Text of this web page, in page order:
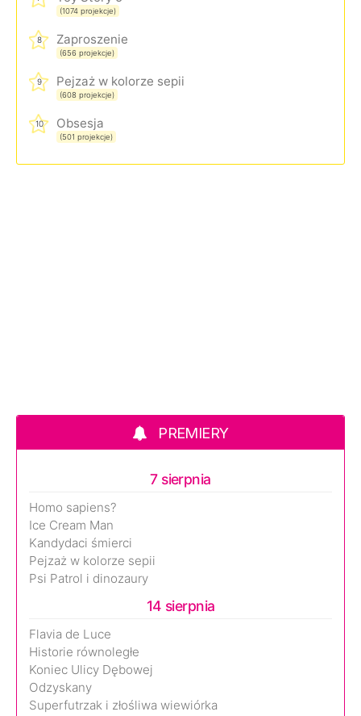
(1074 projekcje)
8 Zaproszenie
(656 projekcje)
9 Pejzaż w kolorze sepii
(608 projekcje)
10 Obsesja
(501 projekcje)
PREMIERY
7 sierpnia
Homo sapiens?
Ice Cream Man
Kandydaci śmierci
Pejzaż w kolorze sepii
Psi Patrol i dinozaury
14 sierpnia
Flavia de Luce
Historie równoległe
Koniec Ulicy Dębowej
Odzyskany
Superfutrzak i złośliwa wiewiórka